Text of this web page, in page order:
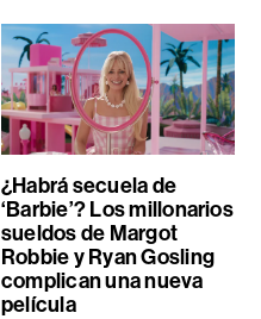
¿Habrá secuela de
‘Barbie’? Los millonarios
sueldos de Margot
Robbie y Ryan Gosling
complican una nueva
película